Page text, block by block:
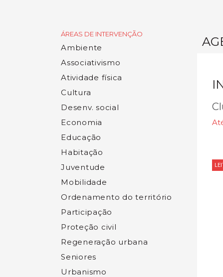
ÁREAS DE INTERVENÇÃO
Ambiente
Associativismo
Atividade física
Cultura
Desenv. social
Economia
Educação
Habitação
Juventude
Mobilidade
Ordenamento do território
Participação
Proteção civil
Regeneração urbana
Seniores
Urbanismo